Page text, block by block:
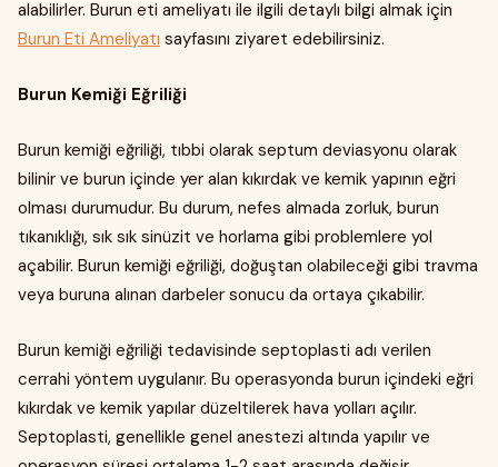
alabilirler. Burun eti ameliyatı ile ilgili detaylı bilgi almak için
Burun Eti Ameliyatı sayfasını ziyaret edebilirsiniz.
Burun Kemiği Eğriliği
Burun kemiği eğriliği, tıbbi olarak septum deviasyonu olarak
bilinir ve burun içinde yer alan kıkırdak ve kemik yapının eğri
olması durumudur. Bu durum, nefes almada zorluk, burun
tıkanıklığı, sık sık sinüzit ve horlama gibi problemlere yol
açabilir. Burun kemiği eğriliği, doğuştan olabileceği gibi travma
veya buruna alınan darbeler sonucu da ortaya çıkabilir.
Burun kemiği eğriliği tedavisinde septoplasti adı verilen
cerrahi yöntem uygulanır. Bu operasyonda burun içindeki eğri
kıkırdak ve kemik yapılar düzeltilerek hava yolları açılır.
Septoplasti, genellikle genel anestezi altında yapılır ve